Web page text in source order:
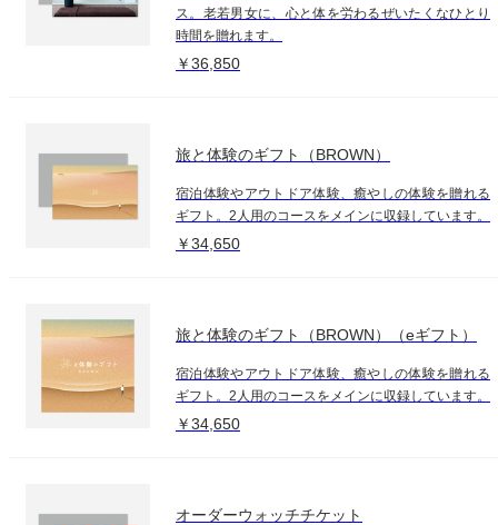
ス。老若男女に、心と体を労わるぜいたくなひとり
時間を贈れます。
￥36,850
旅と体験のギフト（BROWN）
宿泊体験やアウトドア体験、癒やしの体験を贈れる
ギフト。2人用のコースをメインに収録しています。
￥34,650
旅と体験のギフト（BROWN）（eギフト）
宿泊体験やアウトドア体験、癒やしの体験を贈れる
ギフト。2人用のコースをメインに収録しています。
￥34,650
オーダーウォッチチケット